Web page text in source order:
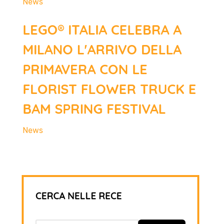
LEGO® ITALIA CELEBRA A
MILANO L'ARRIVO DELLA
PRIMAVERA CON LE
FLORIST FLOWER TRUCK E
BAM SPRING FESTIVAL
News
CERCA NELLE RECE